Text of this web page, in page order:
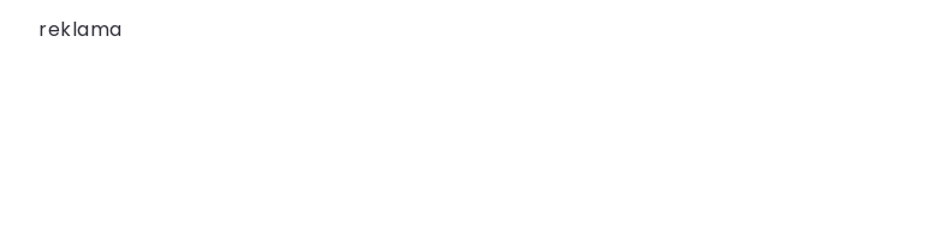
reklama